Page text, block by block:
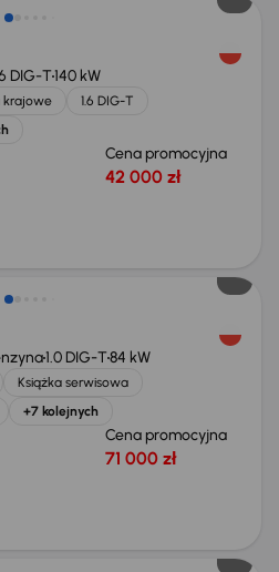
DIG-T140 kW
krajowe
1.6 DIG-T
Cena promocyjna
42 000 zł
1.0 DIG-T84 kW
Książka serwisowa
+7 kolejnych
Cena promocyjna
71 000 zł